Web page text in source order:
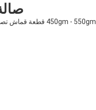
450gm - 550gm قطعة قماش تصفية صناعية PPS شعار إبرة لحقيبة تصفية